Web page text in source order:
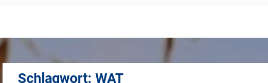
Schlagwort: WAT